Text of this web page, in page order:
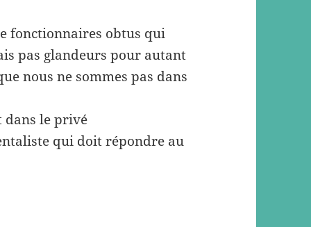
fonctionnaires obtus qui
pas glandeurs pour autant
nous ne sommes pas dans
dans le privé
qui doit répondre au